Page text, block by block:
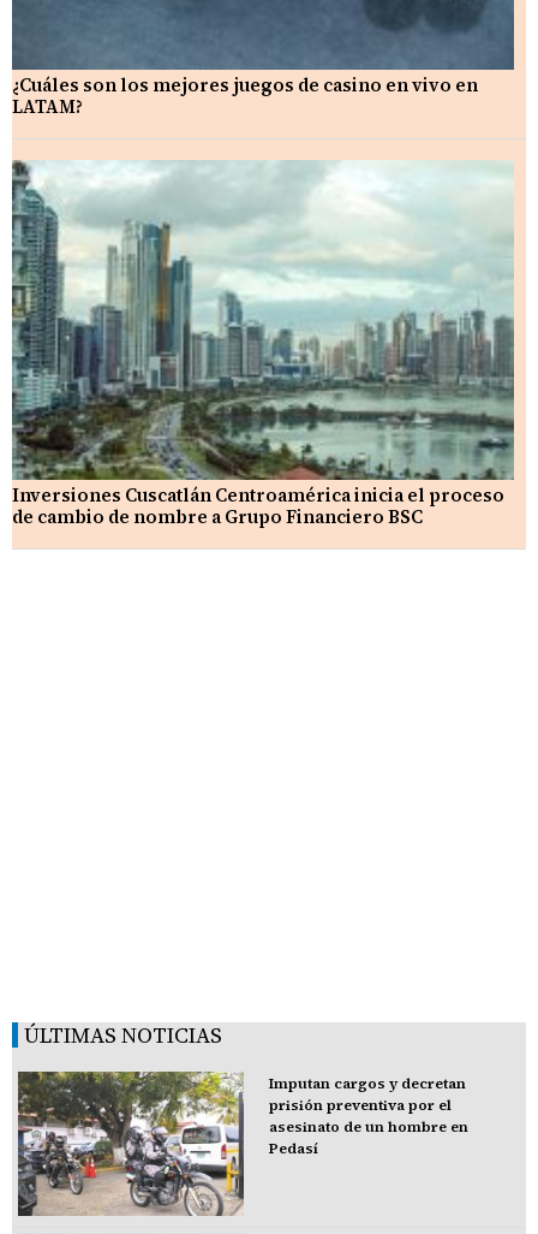
¿Cuáles son los mejores juegos de casino en vivo en
LATAM?
Inversiones Cuscatlán Centroamérica inicia el proceso
de cambio de nombre a Grupo Financiero BSC
ÚLTIMAS NOTICIAS
Imputan cargos y decretan
prisión preventiva por el
asesinato de un hombre en
Pedasí